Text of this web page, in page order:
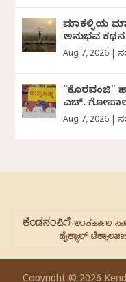
ಮಾಕಳ್ಳಿಯ
ಅನುಭವ ಕಥನ
Aug 7, 2026
“ಕೊರವಂಜಿ”
ಎಚ್.
Aug 7, 2026